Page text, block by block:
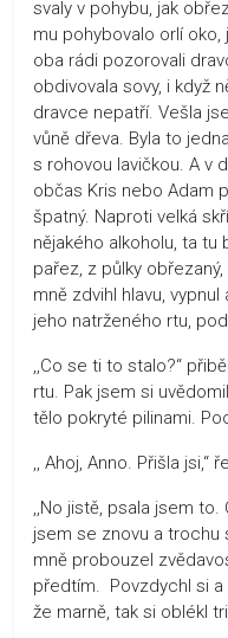
svaly v pohybu, jak
mu pohybovalo orlí
oba rádi pozorovali
obdivovala sovy, i když
dravce nepatří. Vešla
vůně dřeva. Byla to
s rohovou lavičkou. A v
občas Kris nebo Adam
špatný. Naproti velká
nějakého alkoholu, ta tu
pařez, z půlky
mně zdvihl hlavu,
jeho natrženého rtu,
,,Co se ti to stalo?“
rtu. Pak jsem si
tělo pokryté pilinami.
,, Ahoj, Anno. Přišla jsi,“
,,No jistě, psala jsem to.
jsem se znovu a trochu
mně probouzel
předtím. Povzdychl si a
že marně, tak si oblékl